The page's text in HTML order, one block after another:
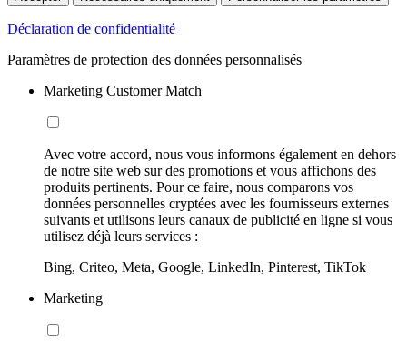
Déclaration de confidentialité
Paramètres de protection des données personnalisés
Marketing Customer Match
Avec votre accord, nous vous informons également en dehors
de notre site web sur des promotions et vous affichons des
produits pertinents. Pour ce faire, nous comparons vos
données personnelles cryptées avec les fournisseurs externes
suivants et utilisons leurs canaux de publicité en ligne si vous
utilisez déjà leurs services :
Bing, Criteo, Meta, Google, LinkedIn, Pinterest, TikTok
Marketing